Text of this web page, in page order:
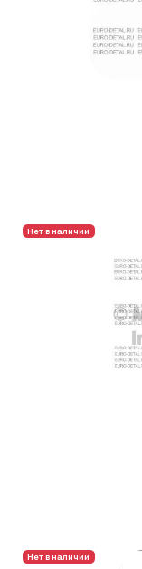
Нет в наличии
Нет в наличии